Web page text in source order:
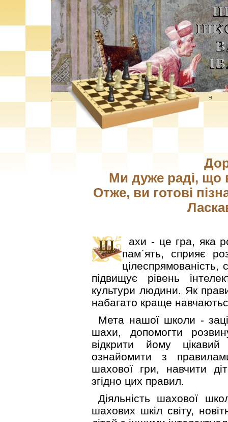
Ми дуже раді, що
Отже, ви готові
ахи - це гра, яка
пам`ять, сприяє
цілеспрямованість,
підвищує рівень
культури людини. Як
набагато краще
Мета нашої школи -
шахи, допомогти
відкрити йому цікавий
ознайомити з
шахової гри, навчити
згідно цих правил.
Діяльність шахової
шахових шкіл світу,